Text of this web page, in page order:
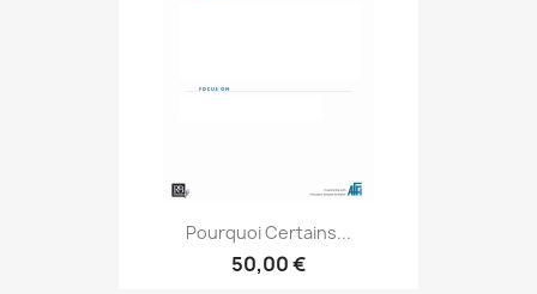
Pourquoi Certains...
50,00 €